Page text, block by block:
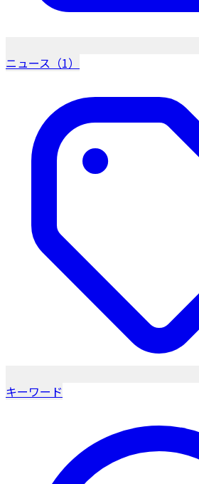
ニュース（1）
キーワード